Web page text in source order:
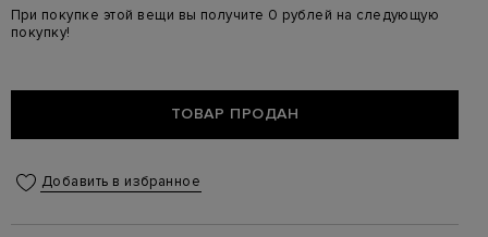
При покупке этой вещи вы получите 0 рублей на следующую
покупку!
ТОВАР ПРОДАН
Добавить в избранное